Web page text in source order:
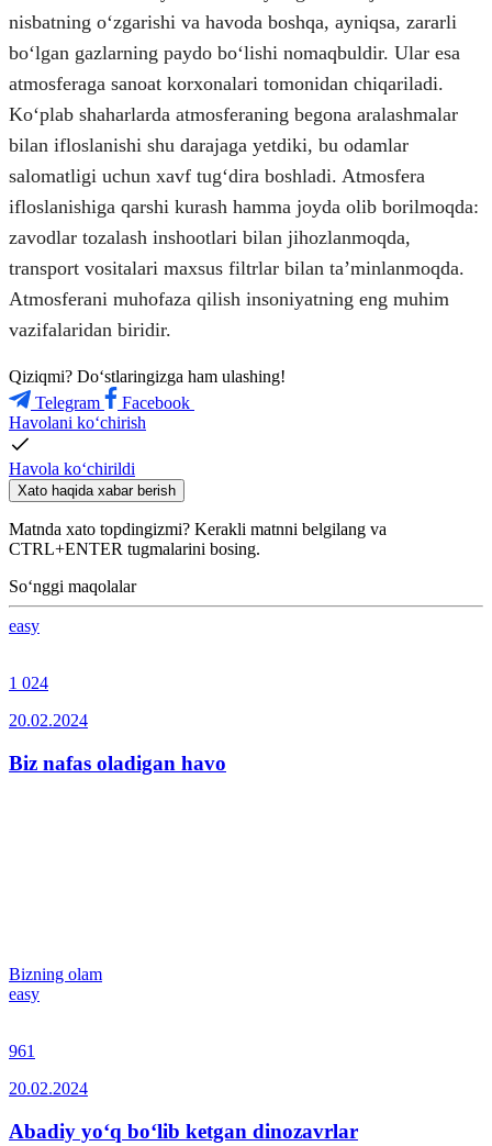
nisbatning oʻzgarishi va havoda boshqa, ayniqsa, zararli
boʻlgan gazlarning paydo boʻlishi nomaqbuldir. Ular esa
atmosferaga sanoat korxonalari tomonidan chiqariladi.
Koʻplab shaharlarda atmosferaning begona aralashmalar
bilan ifloslanishi shu darajaga yetdiki, bu odamlar
salomatligi uchun xavf tugʻdira boshladi. Atmosfera
ifloslanishiga qarshi kurash hamma joyda olib borilmoqda:
zavodlar tozalash inshootlari bilan jihozlanmoqda,
transport vositalari maxsus filtrlar bilan taʼminlanmoqda.
Atmosferani muhofaza qilish insoniyatning eng muhim
vazifalaridan biridir.
Qiziqmi? Doʻstlaringizga ham ulashing!
Telegram
Facebook
Havolani ko‘chirish
Havola ko‘chirildi
Xato haqida xabar berish
Matnda xato topdingizmi? Kerakli matnni belgilang va
CTRL+ENTER tugmalarini bosing.
So‘nggi maqolalar
easy
1 024
20.02.2024
Biz nafas oladigan havo
Bizning olam
easy
961
20.02.2024
Abadiy yo‘q bo‘lib ketgan dinozavrlar